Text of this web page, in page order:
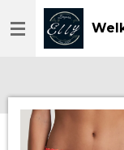
direct